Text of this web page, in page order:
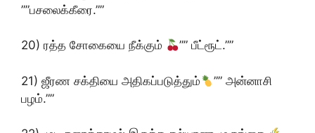
””பசலைக்கீரை.””
20) ரத்த சோகையை நீக்கும் ”” பீட்ரூட்.””
21) ஜீரண சக்தியை அதிகப்படுத்தும்
”” அன்னாசி
பழம்.””